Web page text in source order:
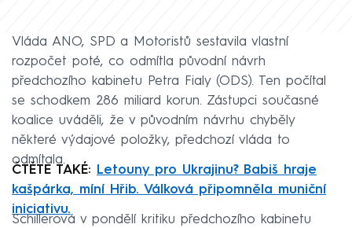
Vláda ANO, SPD a Motoristů sestavila vlastní
rozpočet poté, co odmítla původní návrh
předchozího kabinetu Petra Fialy (ODS). Ten počítal
se schodkem 286 miliard korun. Zástupci současné
koalice uváděli, že v původním návrhu chyběly
některé výdajové položky, předchozí vláda to
odmítala.
ČTĚTE TAKÉ:
Letouny pro Ukrajinu? Babiš hraje
kašpárka, míní Hřib. Válková připomněla muniční
iniciativu.
Schillerová v pondělí kritiku předchozího kabinetu